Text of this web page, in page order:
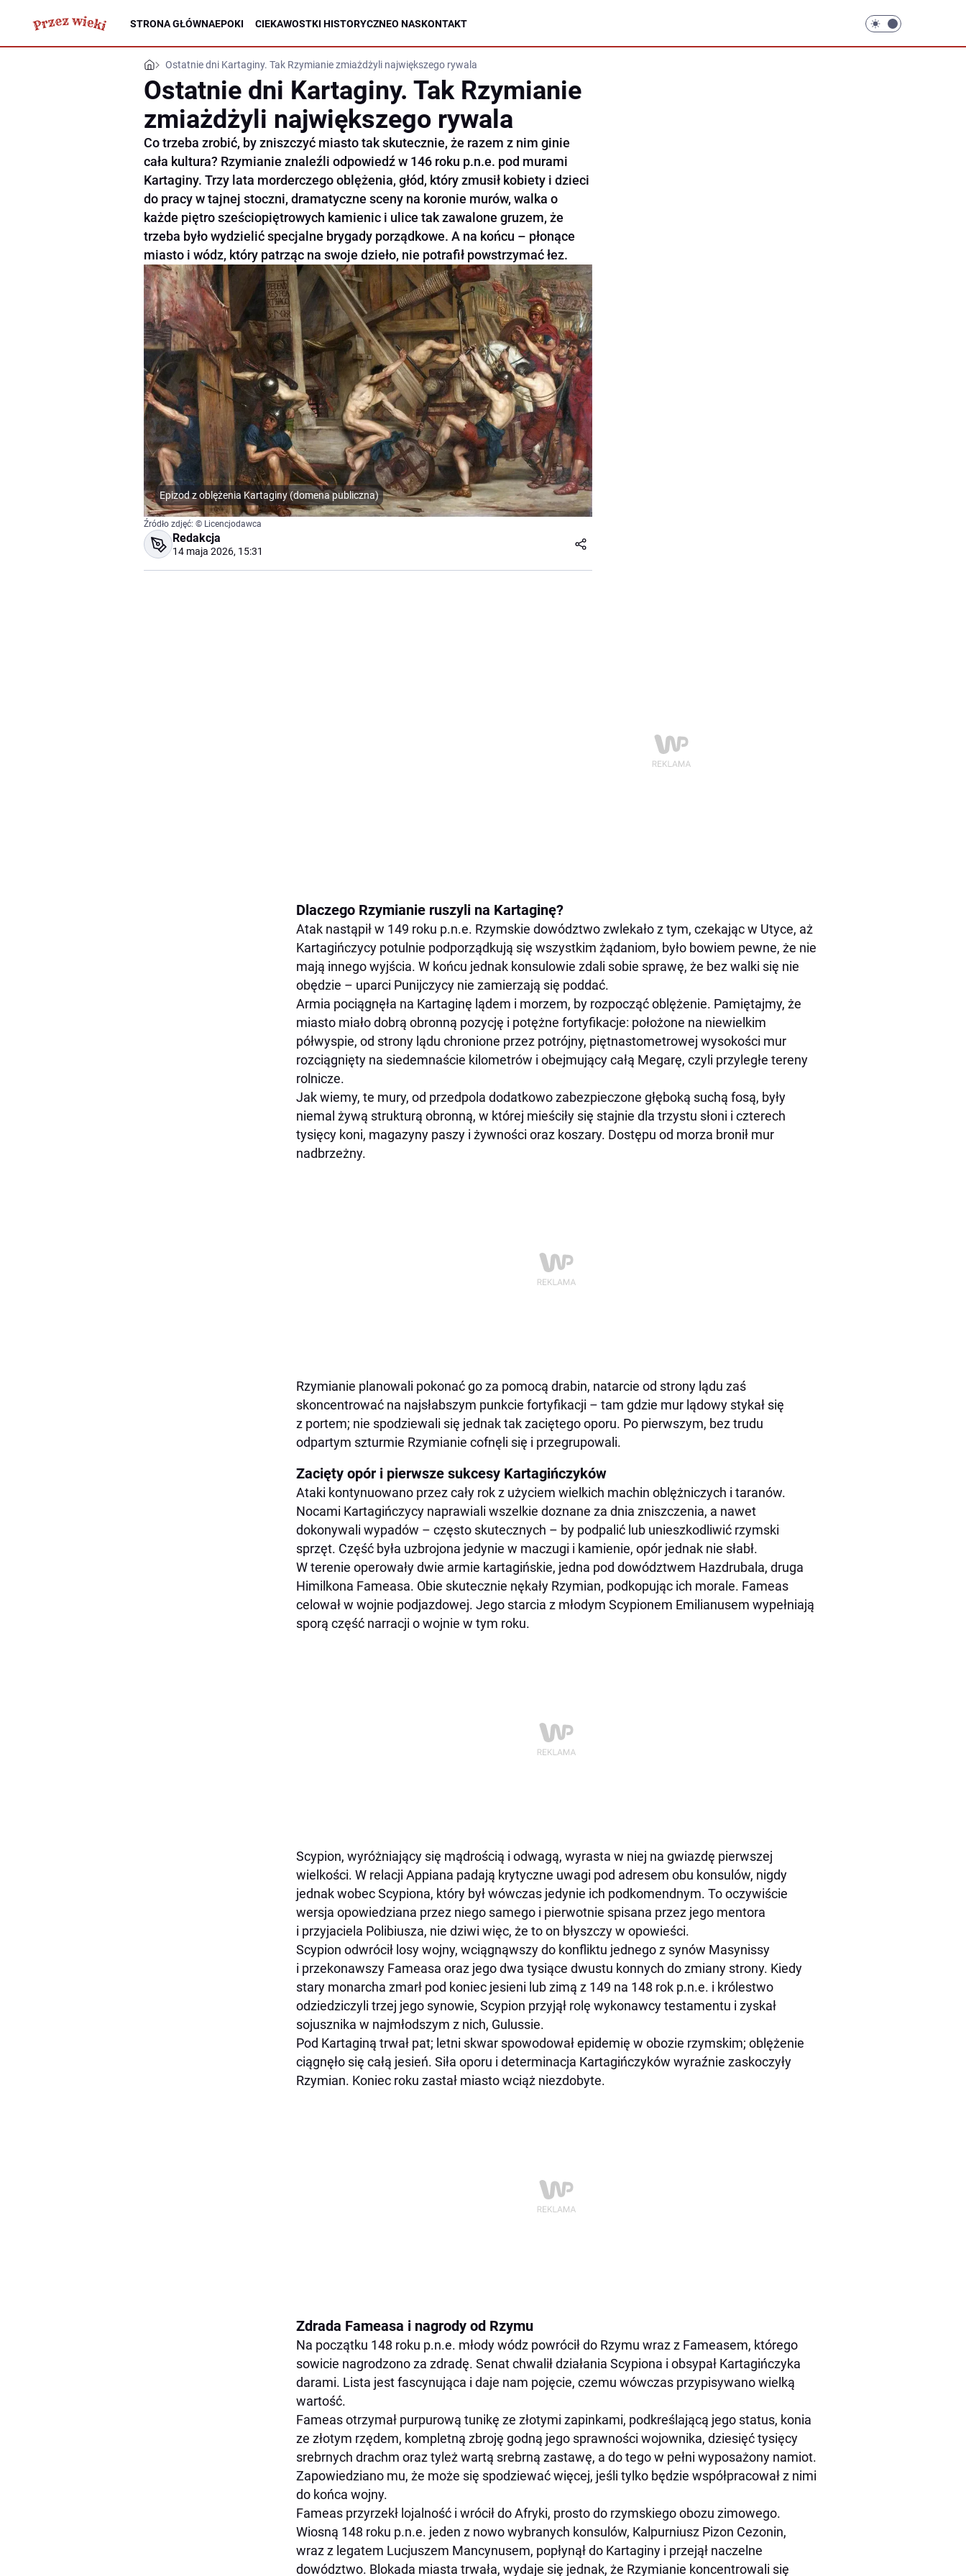
STRONA GŁÓWNAEPOKI CIEKAWOSTKI HISTORYCZNEO NASKONTAKT
Ostatnie dni Kartaginy. Tak Rzymianie zmiażdżyli największego rywala
Ostatnie dni Kartaginy. Tak Rzymianie
zmiażdżyli największego rywala
Co trzeba zrobić, by zniszczyć miasto tak skutecznie, że razem z nim ginie
cała kultura? Rzymianie znaleźli odpowiedź w 146 roku p.n.e. pod murami
Kartaginy. Trzy lata morderczego oblężenia, głód, który zmusił kobiety i dzieci
do pracy w tajnej stoczni, dramatyczne sceny na koronie murów, walka o
każde piętro sześciopiętrowych kamienic i ulice tak zawalone gruzem, że
trzeba było wydzielić specjalne brygady porządkowe. A na końcu – płonące
miasto i wódz, który patrząc na swoje dzieło, nie potrafił powstrzymać łez.
Epizod z oblężenia Kartaginy (domena publiczna)
Źródło zdjęć: © Licencjodawca
Redakcja
14 maja 2026, 15:31
Dlaczego Rzymianie ruszyli na Kartaginę?
Atak nastąpił w 149 roku p.n.e. Rzymskie dowództwo zwlekało z tym, czekając w Utyce, aż
Kartagińczycy potulnie podporządkują się wszystkim żądaniom, było bowiem pewne, że nie
mają innego wyjścia. W końcu jednak konsulowie zdali sobie sprawę, że bez walki się nie
obędzie – uparci Punijczycy nie zamierzają się poddać.
Armia pociągnęła na Kartaginę lądem i morzem, by rozpocząć oblężenie. Pamiętajmy, że
miasto miało dobrą obronną pozycję i potężne fortyfikacje: położone na niewielkim
półwyspie, od strony lądu chronione przez potrójny, piętnastometrowej wysokości mur
rozciągnięty na siedemnaście kilometrów i obejmujący całą Megarę, czyli przyległe tereny
rolnicze.
Jak wiemy, te mury, od przedpola dodatkowo zabezpieczone głęboką suchą fosą, były
niemal żywą strukturą obronną, w której mieściły się stajnie dla trzystu słoni i czterech
tysięcy koni, magazyny paszy i żywności oraz koszary. Dostępu od morza bronił mur
nadbrzeżny.
Rzymianie planowali pokonać go za pomocą drabin, natarcie od strony lądu zaś
skoncentrować na najsłabszym punkcie fortyfikacji – tam gdzie mur lądowy stykał się
z portem; nie spodziewali się jednak tak zaciętego oporu. Po pierwszym, bez trudu
odpartym szturmie Rzymianie cofnęli się i przegrupowali.
Zacięty opór i pierwsze sukcesy Kartagińczyków
Ataki kontynuowano przez cały rok z użyciem wielkich machin oblężniczych i taranów.
Nocami Kartagińczycy naprawiali wszelkie doznane za dnia zniszczenia, a nawet
dokonywali wypadów – często skutecznych – by podpalić lub unieszkodliwić rzymski
sprzęt. Część była uzbrojona jedynie w maczugi i kamienie, opór jednak nie słabł.
W terenie operowały dwie armie kartagińskie, jedna pod dowództwem Hazdrubala, druga
Himilkona Fameasa. Obie skutecznie nękały Rzymian, podkopując ich morale. Fameas
celował w wojnie podjazdowej. Jego starcia z młodym Scypionem Emilianusem wypełniają
sporą część narracji o wojnie w tym roku.
Scypion, wyróżniający się mądrością i odwagą, wyrasta w niej na gwiazdę pierwszej
wielkości. W relacji Appiana padają krytyczne uwagi pod adresem obu konsulów, nigdy
jednak wobec Scypiona, który był wówczas jedynie ich podkomendnym. To oczywiście
wersja opowiedziana przez niego samego i pierwotnie spisana przez jego mentora
i przyjaciela Polibiusza, nie dziwi więc, że to on błyszczy w opowieści.
Scypion odwrócił losy wojny, wciągnąwszy do konfliktu jednego z synów Masynissy
i przekonawszy Fameasa oraz jego dwa tysiące dwustu konnych do zmiany strony. Kiedy
stary monarcha zmarł pod koniec jesieni lub zimą z 149 na 148 rok p.n.e. i królestwo
odziedziczyli trzej jego synowie, Scypion przyjął rolę wykonawcy testamentu i zyskał
sojusznika w najmłodszym z nich, Gulussie.
Pod Kartaginą trwał pat; letni skwar spowodował epidemię w obozie rzymskim; oblężenie
ciągnęło się całą jesień. Siła oporu i determinacja Kartagińczyków wyraźnie zaskoczyły
Rzymian. Koniec roku zastał miasto wciąż niezdobyte.
Zdrada Fameasa i nagrody od Rzymu
Na początku 148 roku p.n.e. młody wódz powrócił do Rzymu wraz z Fameasem, którego
sowicie nagrodzono za zdradę. Senat chwalił działania Scypiona i obsypał Kartagińczyka
darami. Lista jest fascynująca i daje nam pojęcie, czemu wówczas przypisywano wielką
wartość.
Fameas otrzymał purpurową tunikę ze złotymi zapinkami, podkreślającą jego status, konia
ze złotym rzędem, kompletną zbroję godną jego sprawności wojownika, dziesięć tysięcy
srebrnych drachm oraz tyleż wartą srebrną zastawę, a do tego w pełni wyposażony namiot.
Zapowiedziano mu, że może się spodziewać więcej, jeśli tylko będzie współpracował z nimi
do końca wojny.
Fameas przyrzekł lojalność i wrócił do Afryki, prosto do rzymskiego obozu zimowego.
Wiosną 148 roku p.n.e. jeden z nowo wybranych konsulów, Kalpurniusz Pizon Cezonin,
wraz z legatem Lucjuszem Mancynusem, popłynął do Kartaginy i przejął naczelne
dowództwo. Blokada miasta trwała, wydaje się jednak, że Rzymianie koncentrowali się